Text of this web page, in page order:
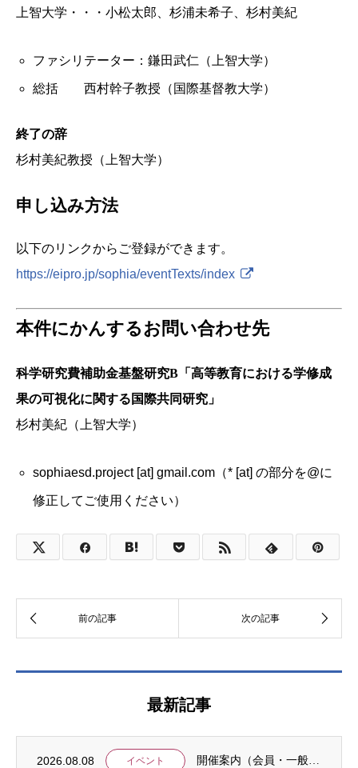
上智大学・・・小松太郎、杉浦未希子、杉村美紀
ファシリテーター：鎌田武仁（上智大学）
総括 西村幹子教授（国際基督教大学）
終了の辞
杉村美紀教授（上智大学）
申し込み方法
以下のリンクからご登録ができます。
https://eipro.jp/sophia/eventTexts/index
本件にかんするお問い合わせ先
科学研究費補助金基盤研究B「高等教育における学修成
果の可視化に関する国際共同研究」
杉村美紀（上智大学）
sophiaesd.project [at] gmail.com（* [at] の部分を@に
修正してご使用ください）
最新記事
2026.08.08 イベント